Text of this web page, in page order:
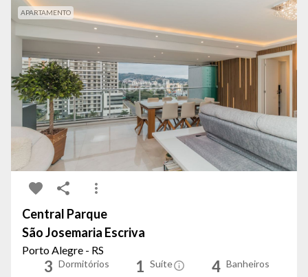
APARTAMENTO
Central Parque
São Josemaria Escriva
Porto Alegre - RS
3 Dormitórios 1 Suíte 4 Banheiros